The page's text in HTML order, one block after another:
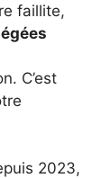
faillite,
C’est
2023,